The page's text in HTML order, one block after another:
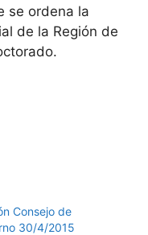
se ordena la
de la Región de
Consejo de
30/4/2015